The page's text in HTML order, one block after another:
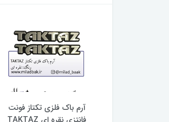
آرم باک فلزی تکتاز فونت